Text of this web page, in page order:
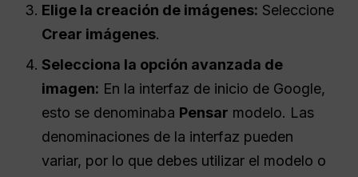
Elige la creación de imágenes: Seleccione
Crear imágenes.
Selecciona la opción avanzada de
imagen: En la interfaz de inicio de Google,
esto se denominaba Pensar modelo. Las
denominaciones de la interfaz pueden
variar, por lo que debes utilizar el modelo o